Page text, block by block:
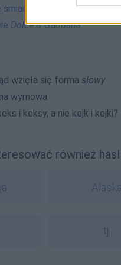
Dolce & Gabbana
wzięła się forma słowy
wymowa
i keksy, a nie kejk i kejki?
również
Alaska
tj.